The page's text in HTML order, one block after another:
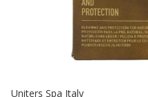
Uniters Spa Italy